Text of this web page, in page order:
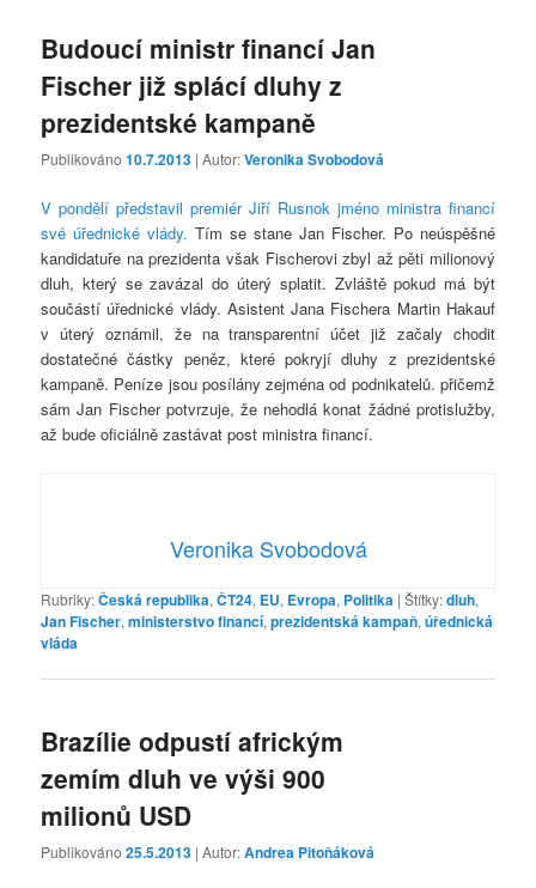
Budoucí ministr financí Jan
Fischer již splácí dluhy z
prezidentské kampaně
Publikováno10.7.2013 | Autor:Veronika Svobodová
V pondělí představil premiér Jiří Rusnok jméno ministra financí
své úřednické vlády. Tím se stane Jan Fischer. Po neúspěšné
kandidatuře na prezidenta však Fischerovi zbyl až pěti milionový
dluh, který se zavázal do úterý splatit. Zvláště pokud má být
součástí úřednické vlády. Asistent Jana Fischera Martin Hakauf
v úterý oznámil, že na transparentní účet již začaly chodit
dostatečné částky peněz, které pokryjí dluhy z prezidentské
kampaně. Peníze jsou posílány zejména od podnikatelů. přičemž
sám Jan Fischer potvrzuje, že nehodlá konat žádné protislužby,
až bude oficiálně zastávat post ministra financí.
Veronika Svobodová
Rubriky:Česká republika,ČT24, EU, Evropa, Politika |Štítky:dluh,
Jan Fischer,ministerstvo financí,prezidentská kampaň,úřednická
vláda
Brazílie odpustí africkým
zemím dluh ve výši 900
milionů USD
Publikováno25.5.2013 | Autor:Andrea Pitoňáková